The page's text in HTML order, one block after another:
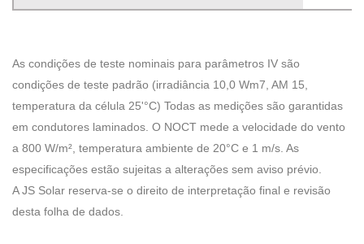
As condições de teste nominais para parâmetros IV são
condições de teste padrão (irradiância 10,0 Wm7, AM 15,
temperatura da célula 25'°C) Todas as medições são garantidas
em condutores laminados. O NOCT mede a velocidade do vento
a 800 W/m², temperatura ambiente de 20°C e 1 m/s. As
especificações estão sujeitas a alterações sem aviso prévio.
A JS Solar reserva-se o direito de interpretação final e revisão
desta folha de dados.